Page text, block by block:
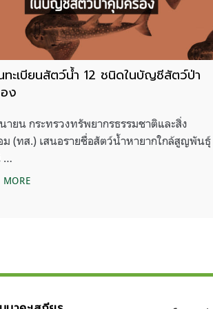
ทะเบียนสัตว์น้ำ 12 ชนิดในบัญชีสัตว์ป่า
ง
ายน กระทรวงทรัพยากรธรรมชาติและสิ่ง
ม (ทส.) เสนอรายชื่อสัตว์น้ำหายากใกล้สูญพันธุ์
…
MOREเปิดขึ้นทะเบียนสัตว์น้ำ 12 ชนิดในบัญชีสัต